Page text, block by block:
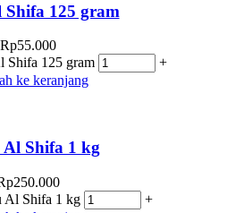
125 gram
Rp55.000
Shifa 125 gram
+
ke keranjang
Shifa 1 kg
250.000
Al Shifa 1 kg
+